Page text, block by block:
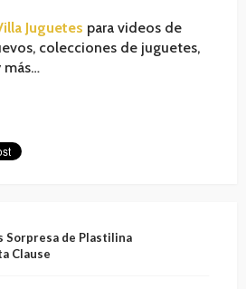
Juguetes para videos de
colecciones de juguetes,
más…
Sorpresa de Plastilina
Clause